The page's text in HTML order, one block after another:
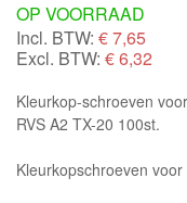
OP VOORRAAD
Incl. BTW: €7,65
Excl. BTW: € 6,32
Kleurkop-schroeven
RVS A2 TX-20 100st.
Kleurkopschroeven